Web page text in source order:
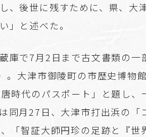
、後世に残すために、県、大
」と述べた。
庫で7月2日まで古文書類の一
。大津市御陵町の市歴史博物
時代のパスポート」と題し、
同月27日、大津市打出浜の「
「智証大師円珍の足跡と『世